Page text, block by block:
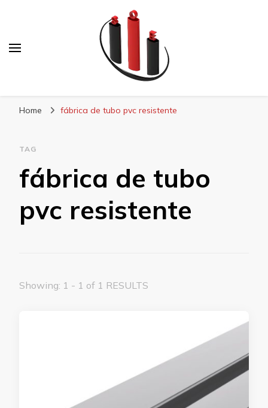
Home fábrica de tubo pvc resistente
TAG
fábrica de tubo
pvc resistente
Showing: 1 - 1 of 1 RESULTS